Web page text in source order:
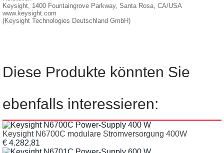
Keysight, 1400 Fountaingrove Parkway, Santa Rosa, CA/USA
www.keysight.com
(Keysight Technologies Deutschland GmbH)
Diese Produkte könnten Sie
ebenfalls interessieren:
Keysight N6700C modulare Stromversorgung 400W
€ 4.282,81